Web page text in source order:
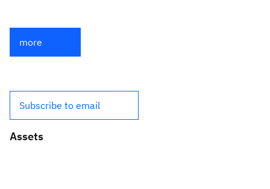
more
Subscribe to email
Assets